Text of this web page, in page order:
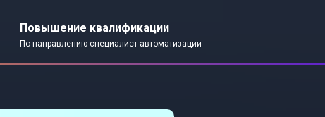
Повышение квалификации
По направлению специалист автоматизации